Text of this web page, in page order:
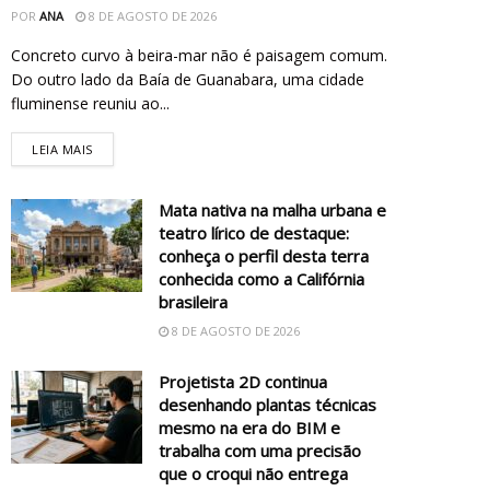
POR ANA 8 DE AGOSTO DE 2026
Concreto curvo à beira-mar não é paisagem comum.
Do outro lado da Baía de Guanabara, uma cidade
fluminense reuniu ao...
LEIA MAIS
Mata nativa na malha urbana e
teatro lírico de destaque:
conheça o perfil desta terra
conhecida como a Califórnia
brasileira
8 DE AGOSTO DE 2026
Projetista 2D continua
desenhando plantas técnicas
mesmo na era do BIM e
trabalha com uma precisão
que o croqui não entrega